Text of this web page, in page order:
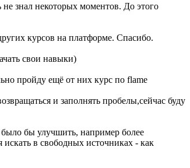
знал некоторых моментов. До этого
курсов на платформе. Спасибо.
свои навыки)
пройду ещё от них курс по flame
и заполнять пробелы,сейчас буду
было бы улучшить, например более
в свободных источниках - как